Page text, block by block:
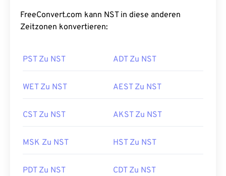
FreeConvert.com kann NST in diese anderen
Zeitzonen konvertieren:
PST Zu NST ADT Zu NST
WET Zu NST AEST Zu NST
CST Zu NST AKST Zu NST
MSK Zu NST HST Zu NST
PDT Zu NST CDT Zu NST